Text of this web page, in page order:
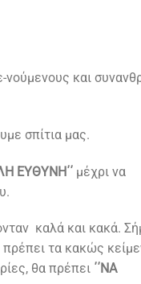
νούμενους και
σπίτια μας.
ΕΥΘΥΝΗ΄΄ μέχρι να
καλά και κακά.
τα κακώς
θα πρέπει ΄΄ΝΑ